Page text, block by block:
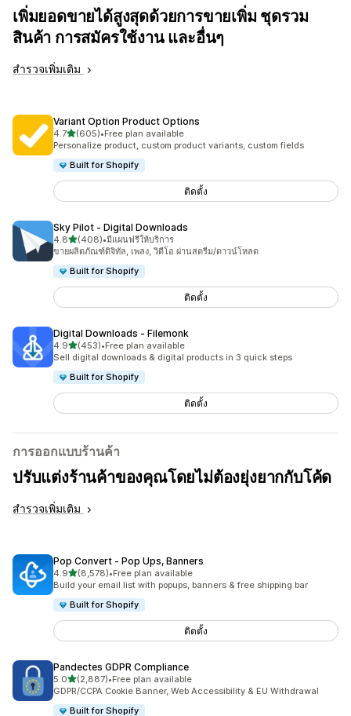
เพิ่มยอดขายได้สูงสุดด้วยการขายเพิ่ม ชุดรวม
สินค้า การสมัครใช้งาน และอื่นๆ
สำรวจเพิ่มเติม
Variant Option Product Options
4.7เต็ม 5 ดาว
(605)
ทั้งหมด 605 รีวิว
•Free plan available
Personalize product, custom product variants, custom fields
Built for Shopify
ติดตั้ง
Sky Pilot ‑ Digital Downloads
4.8เต็ม 5 ดาว
(408)
ทั้งหมด 408 รีวิว
•มีแผนฟรีให้บริการ
ขายผลิตภัณฑ์ดิจิทัล, เพลง, วิดีโอ ผ่านสตรีม/ดาวน์โหลด
Built for Shopify
ติดตั้ง
Digital Downloads ‑ Filemonk
4.9เต็ม 5 ดาว
(453)
ทั้งหมด 453 รีวิว
•Free plan available
Sell digital downloads & digital products in 3 quick steps
Built for Shopify
ติดตั้ง
การออกแบบร้านค้า
ปรับแต่งร้านค้าของคุณโดยไม่ต้องยุ่งยากกับโค้ด
สำรวจเพิ่มเติม
Pop Convert ‑ Pop Ups, Banners
4.9เต็ม 5 ดาว
(8,578)
ทั้งหมด 8578 รีวิว
•Free plan available
Build your email list with popups, banners & free shipping bar
Built for Shopify
ติดตั้ง
Pandectes GDPR Compliance
5.0เต็ม 5 ดาว
(2,887)
ทั้งหมด 2887 รีวิว
•Free plan available
GDPR/CCPA Cookie Banner, Web Accessibility & EU Withdrawal
Built for Shopify